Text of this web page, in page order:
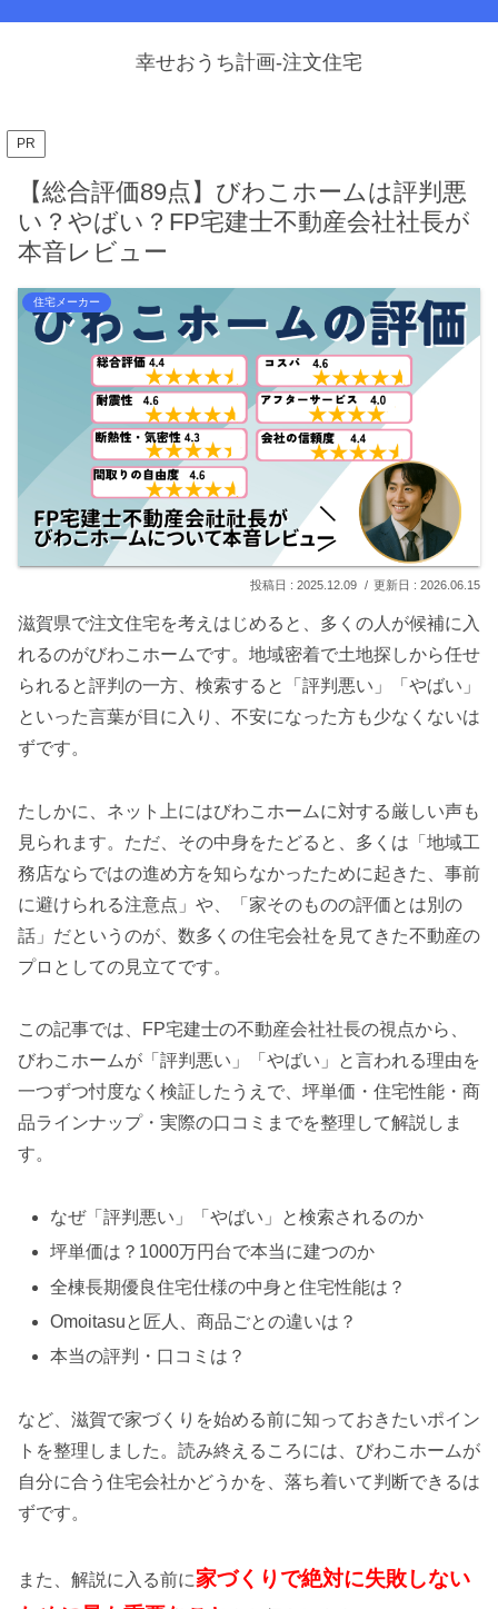
幸せおうち計画-注文住宅
PR
【総合評価89点】びわこホームは評判悪
い？やばい？FP宅建士不動産会社社長が
本音レビュー
住宅メーカー
2025.12.09 2026.06.15
滋賀県で注文住宅を考えはじめると、多くの人が候補に入
れるのがびわこホームです。地域密着で土地探しから任せ
られると評判の一方、検索すると「評判悪い」「やばい」
といった言葉が目に入り、不安になった方も少なくないは
ずです。
たしかに、ネット上にはびわこホームに対する厳しい声も
見られます。ただ、その中身をたどると、多くは「地域工
務店ならではの進め方を知らなかったために起きた、事前
に避けられる注意点」や、「家そのものの評価とは別の
話」だというのが、数多くの住宅会社を見てきた不動産の
プロとしての見立てです。
この記事では、FP宅建士の不動産会社社長の視点から、
びわこホームが「評判悪い」「やばい」と言われる理由を
一つずつ忖度なく検証したうえで、坪単価・住宅性能・商
品ラインナップ・実際の口コミまでを整理して解説しま
す。
なぜ「評判悪い」「やばい」と検索されるのか
坪単価は？1000万円台で本当に建つのか
全棟長期優良住宅仕様の中身と住宅性能は？
Omoitasuと匠人、商品ごとの違いは？
本当の評判・口コミは？
など、滋賀で家づくりを始める前に知っておきたいポイン
トを整理しました。読み終えるころには、びわこホームが
自分に合う住宅会社かどうかを、落ち着いて判断できるは
ずです。
また、解説に入る前に家づくりで絶対に失敗しない